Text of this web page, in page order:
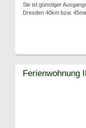
Sie ist günstiger
Dresden 40km bzw.
Ferienwohnung